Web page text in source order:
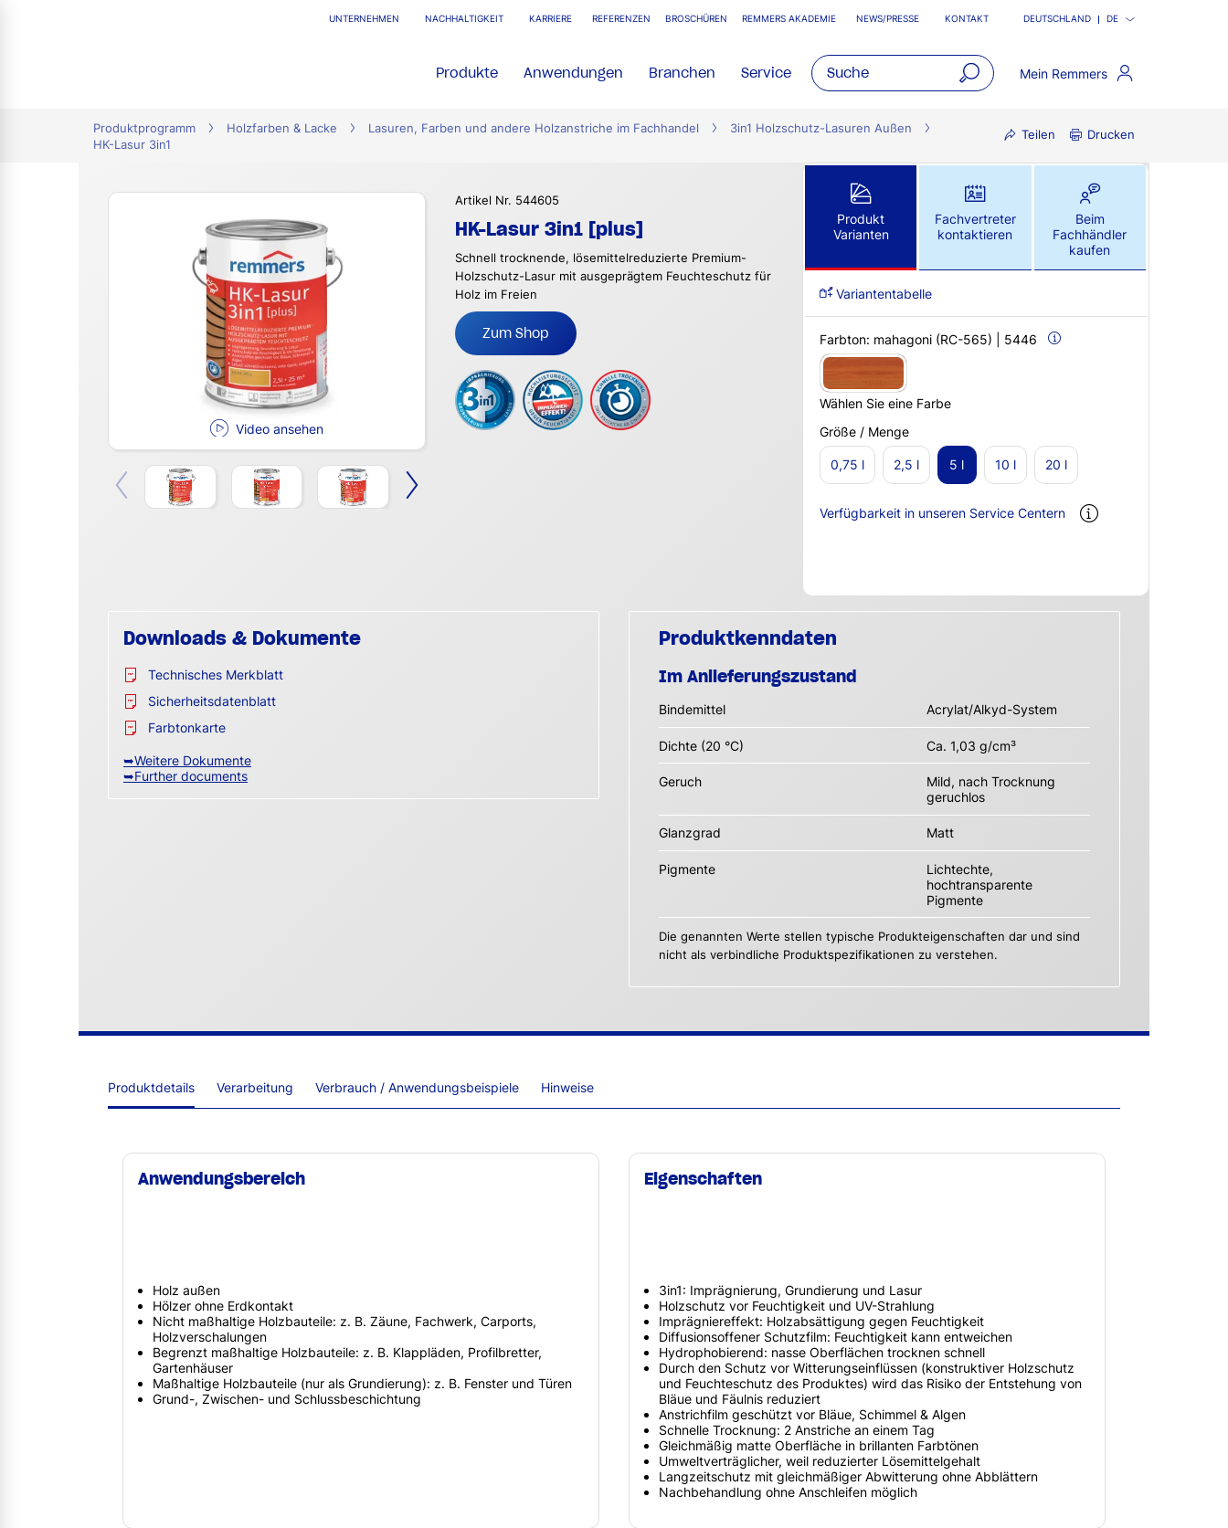
UNTERNEHMEN NACHHALTIGKEIT KARRIERE REFERENZEN BROSCHÜREN REMMERS AKADEMIE NEWS/PRESSE KONTAKT DEUTSCHLAND DE
Produkte Anwendungen Branchen Service Mein Remmers
Produktprogramm Holzfarben & Lacke Lasuren, Farben und andere Holzanstriche im Fachhandel
3in1 Holzschutz-Lasuren Außen
HK-Lasur 3in1
Teilen Drucken
Video ansehen
Artikel Nr. 544605
HK-Lasur 3in1 [plus]
Schnell trocknende, lösemittelreduzierte Premium-
Holzschutz-Lasur mit ausgeprägtem Feuchteschutz für
Holz im Freien
Zum Shop
Produkt
Varianten
Fachvertreter
kontaktieren
Beim
Fachhändler
kaufen
Variantentabelle
Farbton: mahagoni (RC-565) | 5446
Wählen Sie eine Farbe
Größe / Menge
0,75 l 2,5 l 5 l 10 l 20 l
Verfügbarkeit in unseren Service Centern
Downloads & Dokumente
Technisches Merkblatt
Sicherheitsdatenblatt
Farbtonkarte
➥Weitere Dokumente
➥Further documents
Produktkenndaten
Im Anlieferungszustand
Bindemittel Acrylat/Alkyd-System
Dichte (20 °C) Ca. 1,03 g/cm³
Geruch
Mild, nach Trocknung
geruchlos
Glanzgrad Matt
Pigmente
Lichtechte,
hochtransparente
Pigmente
Die genannten Werte stellen typische Produkteigenschaften dar und sind
nicht als verbindliche Produktspezifikationen zu verstehen.
Produktdetails Verarbeitung Verbrauch / Anwendungsbeispiele Hinweise
Anwendungsbereich
Holz außen
Hölzer ohne Erdkontakt
Nicht maßhaltige Holzbauteile: z. B. Zäune, Fachwerk, Carports,
Holzverschalungen
Begrenzt maßhaltige Holzbauteile: z. B. Klappläden, Profilbretter,
Gartenhäuser
Maßhaltige Holzbauteile (nur als Grundierung): z. B. Fenster und Türen
Grund-, Zwischen- und Schlussbeschichtung
Eigenschaften
3in1: Imprägnierung, Grundierung und Lasur
Holzschutz vor Feuchtigkeit und UV-Strahlung
Imprägniereffekt: Holzabsättigung gegen Feuchtigkeit
Diffusionsoffener Schutzfilm: Feuchtigkeit kann entweichen
Hydrophobierend: nasse Oberflächen trocknen schnell
Durch den Schutz vor Witterungseinflüssen (konstruktiver Holzschutz
und Feuchteschutz des Produktes) wird das Risiko der Entstehung von
Bläue und Fäulnis reduziert
Anstrichfilm geschützt vor Bläue, Schimmel & Algen
Schnelle Trocknung: 2 Anstriche an einem Tag
Gleichmäßig matte Oberfläche in brillanten Farbtönen
Umweltverträglicher, weil reduzierter Lösemittelgehalt
Langzeitschutz mit gleichmäßiger Abwitterung ohne Abblättern
Nachbehandlung ohne Anschleifen möglich